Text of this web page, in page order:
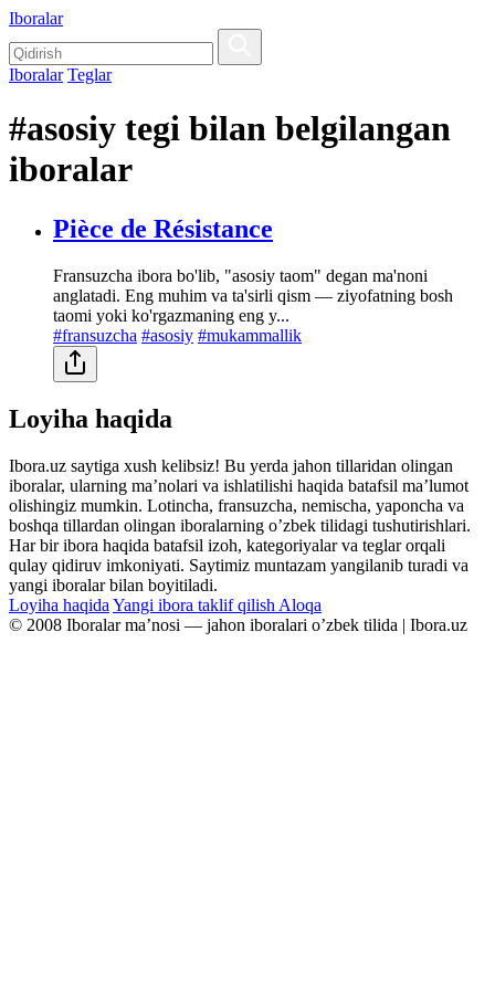
Iboralar
Iboralar Teglar
#asosiy tegi bilan belgilangan
iboralar
Pièce de Résistance
Fransuzcha ibora bo'lib, "asosiy taom" degan ma'noni
anglatadi. Eng muhim va ta'sirli qism — ziyofatning bosh
taomi yoki ko'rgazmaning eng y...
#fransuzcha #asosiy #mukammallik
Loyiha haqida
Ibora.uz saytiga xush kelibsiz! Bu yerda jahon tillaridan olingan
iboralar, ularning maʼnolari va ishlatilishi haqida batafsil maʼlumot
olishingiz mumkin. Lotincha, fransuzcha, nemischa, yaponcha va
boshqa tillardan olingan iboralarning oʼzbek tilidagi tushutirishlari.
Har bir ibora haqida batafsil izoh, kategoriyalar va teglar orqali
qulay qidiruv imkoniyati. Saytimiz muntazam yangilanib turadi va
yangi iboralar bilan boyitiladi.
Loyiha haqida Yangi ibora taklif qilish Aloqa
© 2008 Iboralar maʼnosi — jahon iboralari oʼzbek tilida | Ibora.uz